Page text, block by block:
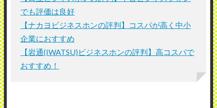
でも評価は良好
【ナカヨビジネスホンの評判】コスパが高く中小
企業におすすめ
【岩通(IWATSU)ビジネスホンの評判】高コスパで
おすすめ！